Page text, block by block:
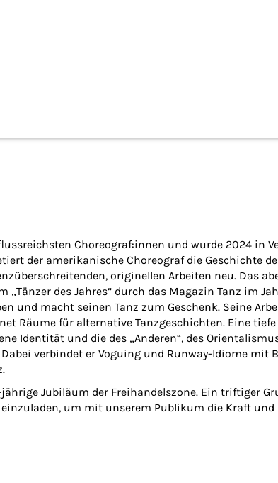
Choreograf:innen und wurde 2024 in
der amerikanische Choreograf die Geschichte
originellen Arbeiten neu. Das
des Jahres“ durch das Magazin Tanz im
und macht seinen Tanz zum Geschenk. Seine
Räume für alternative Tanzgeschichten. Eine
Identität und die des „Anderen“, des
verbindet er Voguing und Runway-Idiome mit
Jubiläum der Freihandelszone. Ein triftiger
um mit unserem Publikum die Kraft und